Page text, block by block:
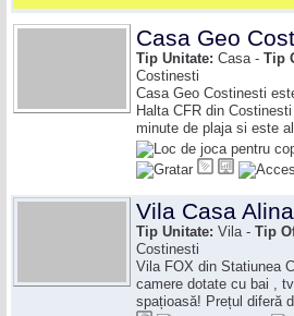
Casa Geo
Tip Unitate: Casa - Tip
Costinesti
Casa Geo Costinesti
Halta CFR din
minute de plaja si este
Vila Casa
Tip Unitate: Vila - Tip
Costinesti
Vila FOX din Statiunea
camere dotate cu bai ,
spațioasă! Prețul diferă